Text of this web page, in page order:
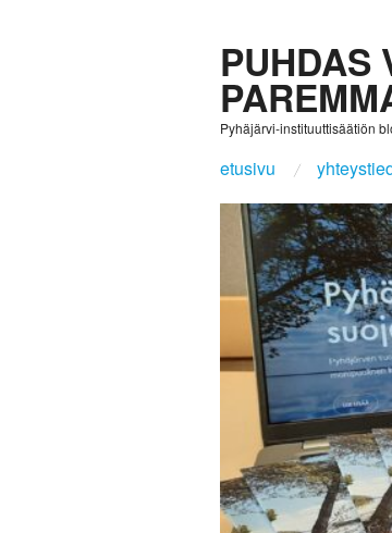
PUHDAS
Pyhäjärvi-instituuttisäätiön
etusivu